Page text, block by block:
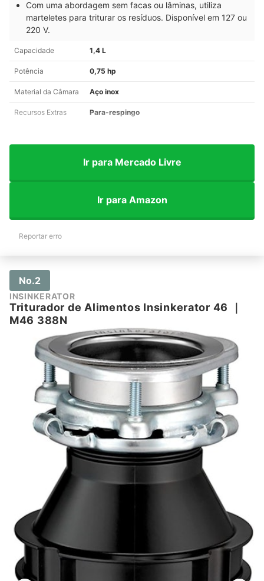
Com uma abordagem sem facas ou lâminas, utiliza
marteletes para triturar os resíduos. Disponível em 127 ou
220 V.
Capacidade 1,4 L
Potência 0,75 hp
Material da Câmara Aço inox
Recursos Extras Para-respingo
Ir para Mercado Livre
Ir para Amazon
Reportar erro
No.2
INSINKERATOR
Triturador de Alimentos Insinkerator 46
M46 388N